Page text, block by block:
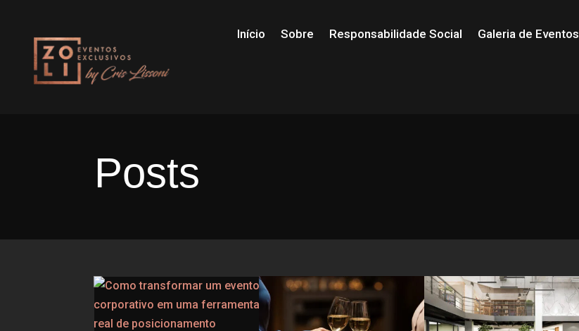
Início Sobre Responsabilidade Social Galeria de Eventos
Posts